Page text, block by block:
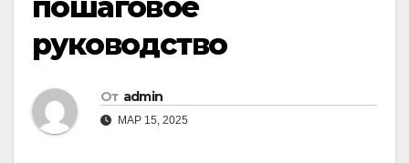
пошаговое
руководство
От admin
МАР 15, 2025